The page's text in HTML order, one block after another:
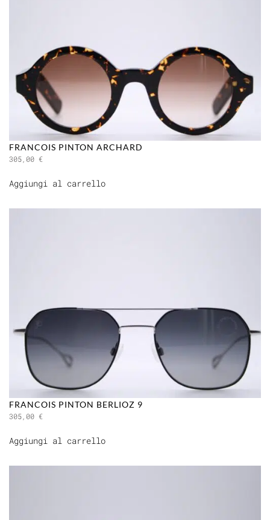
FRANCOIS PINTON ARCHARD
305,00 €
Aggiungi al carrello
FRANCOIS PINTON BERLIOZ 9
305,00 €
Aggiungi al carrello